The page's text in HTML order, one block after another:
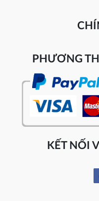
PHƯƠNG
KẾT NỐI